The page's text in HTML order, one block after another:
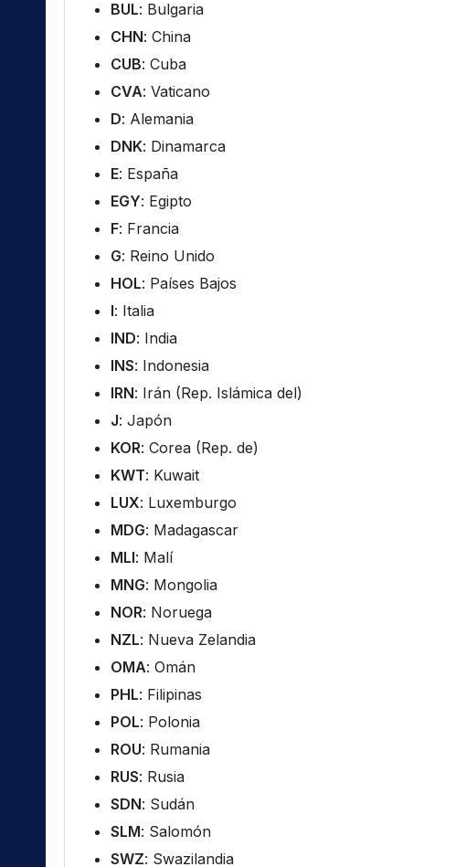
BUL: Bulgaria
CHN: China
CUB: Cuba
CVA: Vaticano
D: Alemania
DNK: Dinamarca
E: España
EGY: Egipto
F: Francia
G: Reino Unido
HOL: Países Bajos
I: Italia
IND: India
INS: Indonesia
IRN: Irán (Rep. Islámica del)
J: Japón
KOR: Corea (Rep. de)
KWT: Kuwait
LUX: Luxemburgo
MDG: Madagascar
MLI: Malí
MNG: Mongolia
NOR: Noruega
NZL: Nueva Zelandia
OMA: Omán
PHL: Filipinas
POL: Polonia
ROU: Rumania
RUS: Rusia
SDN: Sudán
SLM: Salomón
SWZ: Swazilandia